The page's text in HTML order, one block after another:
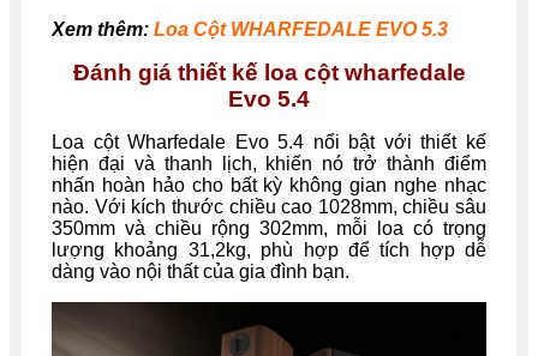
Xem thêm: Loa Cột WHARFEDALE EVO 5.3
Đánh giá thiết kế loa cột wharfedale
Evo 5.4
Loa cột Wharfedale Evo 5.4 nổi bật với thiết kế
hiện đại và thanh lịch, khiến nó trở thành điểm
nhấn hoàn hảo cho bất kỳ không gian nghe nhạc
nào. Với kích thước chiều cao 1028mm, chiều sâu
350mm và chiều rộng 302mm, mỗi loa có trọng
lượng khoảng 31,2kg, phù hợp để tích hợp dễ
dàng vào nội thất của gia đình bạn.